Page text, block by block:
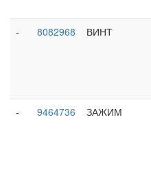
-
8082968 ВИНТ
-
9464736 ЗАЖИМ